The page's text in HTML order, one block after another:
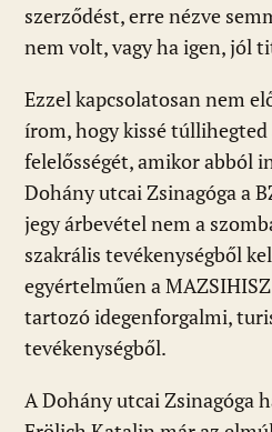
szerződést, erre nézve
nem volt, vagy ha igen, jól
Ezzel kapcsolatosan nem
írom, hogy kissé túllihegted
felelősségét, amikor abból
Dohány utcai Zsinagóga a
jegy árbevétel nem a
szakrális tevékenységből
egyértelműen a
tartozó idegenforgalmi,
tevékenységből.
A Dohány utcai Zsinagóga